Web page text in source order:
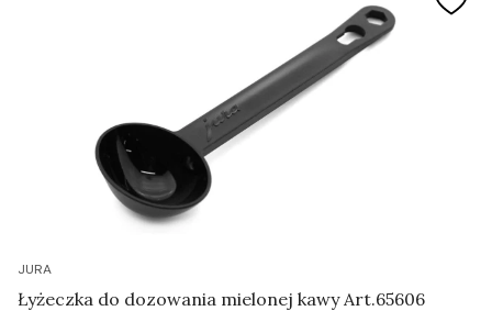
JURA
Łyżeczka do dozowania mielonej kawy Art.65606